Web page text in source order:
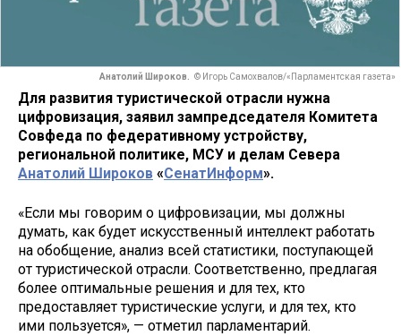
Анатолий Широков. © Игорь Самохвалов/«Парламентская газета»
Для развития туристической отрасли нужна
цифровизация, заявил зампредседателя Комитета
Совфеда по федеративному устройству,
региональной политике, МСУ и делам Севера
Анатолий Широков «СенатИнформ».
«Если мы говорим о цифровизации, мы должны
думать, как будет искусственный интеллект работать
на обобщение, анализ всей статистики, поступающей
от туристической отрасли. Соответственно, предлагая
более оптимальные решения и для тех, кто
предоставляет туристические услуги, и для тех, кто
ими пользуется», — отметил парламентарий.